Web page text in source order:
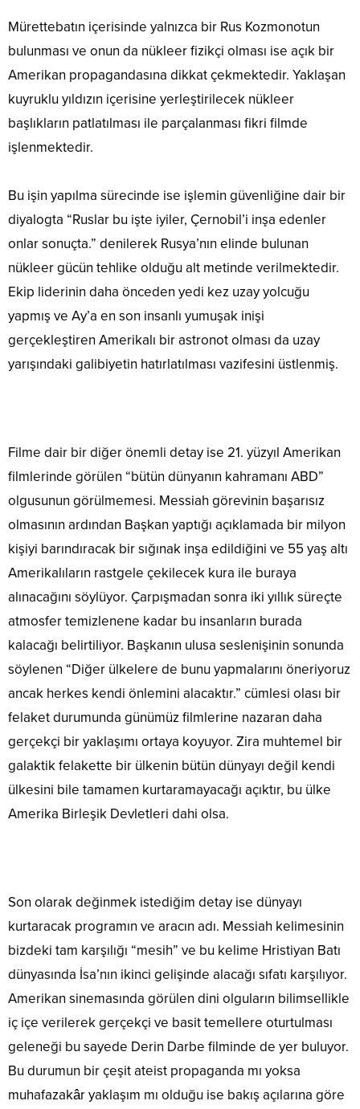
Mürettebatın içerisinde yalnızca bir Rus Kozmonotun
bulunması ve onun da nükleer fizikçi olması ise açık bir
Amerikan propagandasına dikkat çekmektedir. Yaklaşan
kuyruklu yıldızın içerisine yerleştirilecek nükleer
başlıkların patlatılması ile parçalanması fikri filmde
işlenmektedir.
Bu işin yapılma sürecinde ise işlemin güvenliğine dair bir
diyalogta “Ruslar bu işte iyiler, Çernobil’i inşa edenler
onlar sonuçta.” denilerek Rusya’nın elinde bulunan
nükleer gücün tehlike olduğu alt metinde verilmektedir.
Ekip liderinin daha önceden yedi kez uzay yolcuğu
yapmış ve Ay’a en son insanlı yumuşak inişi
gerçekleştiren Amerikalı bir astronot olması da uzay
yarışındaki galibiyetin hatırlatılması vazifesini üstlenmiş.
Filme dair bir diğer önemli detay ise 21. yüzyıl Amerikan
filmlerinde görülen “bütün dünyanın kahramanı ABD”
olgusunun görülmemesi. Messiah görevinin başarısız
olmasının ardından Başkan yaptığı açıklamada bir milyon
kişiyi barındıracak bir sığınak inşa edildiğini ve 55 yaş altı
Amerikalıların rastgele çekilecek kura ile buraya
alınacağını söylüyor. Çarpışmadan sonra iki yıllık süreçte
atmosfer temizlenene kadar bu insanların burada
kalacağı belirtiliyor. Başkanın ulusa seslenişinin sonunda
söylenen “Diğer ülkelere de bunu yapmalarını öneriyoruz
ancak herkes kendi önlemini alacaktır.” cümlesi olası bir
felaket durumunda günümüz filmlerine nazaran daha
gerçekçi bir yaklaşımı ortaya koyuyor. Zira muhtemel bir
galaktik felakette bir ülkenin bütün dünyayı değil kendi
ülkesini bile tamamen kurtaramayacağı açıktır, bu ülke
Amerika Birleşik Devletleri dahi olsa.
Son olarak değinmek istediğim detay ise dünyayı
kurtaracak programın ve aracın adı. Messiah kelimesinin
bizdeki tam karşılığı “mesih” ve bu kelime Hristiyan Batı
dünyasında İsa’nın ikinci gelişinde alacağı sıfatı karşılıyor.
Amerikan sinemasında görülen dini olguların bilimsellikle
iç içe verilerek gerçekçi ve basit temellere oturtulması
geleneği bu sayede Derin Darbe filminde de yer buluyor.
Bu durumun bir çeşit ateist propaganda mı yoksa
muhafazakâr yaklaşım mı olduğu ise bakış açılarına göre